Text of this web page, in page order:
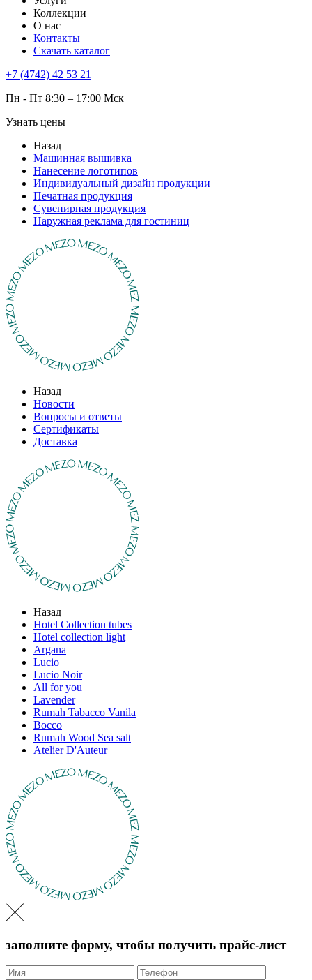
Коллекции
О нас
Контакты
Скачать каталог
+7 (4742) 42 53 21
Пн - Пт 8:30 – 17:00 Мск
Узнать цены
Назад
Машинная вышивка
Нанесение логотипов
Индивидуальный дизайн продукции
Печатная продукция
Сувенирная продукция
Наружная реклама для гостиниц
Назад
Новости
Вопросы и ответы
Сертификаты
Доставка
Назад
Hotel Collection tubes
Hotel collection light
Argana
Lucio
Lucio Noir
All for you
Lavender
Rumah Tabacco Vanila
Bocco
Rumah Wood Sea salt
Atelier D'Auteur
заполните форму, чтобы получить прайс-лист